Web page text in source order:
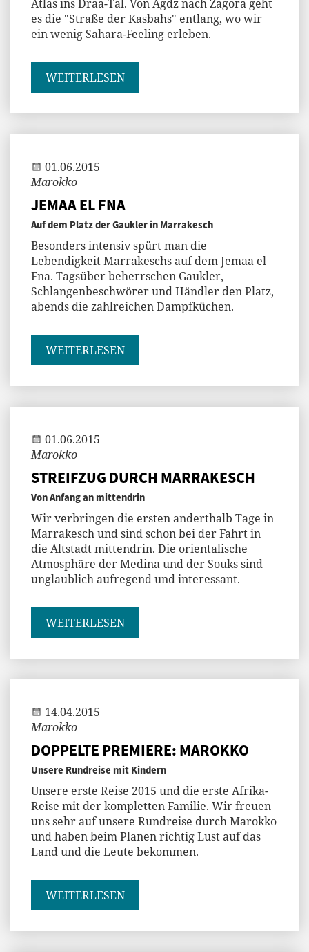
Atlas ins Draa-Tal. Von Agdz nach Zagora geht
es die "Straße der Kasbahs" entlang, wo wir
ein wenig Sahara-Feeling erleben.
WEITERLESEN
01.06.2015
Marokko
JEMAA EL FNA
Auf dem Platz der Gaukler in Marrakesch
Besonders intensiv spürt man die
Lebendigkeit Marrakeschs auf dem Jemaa el
Fna. Tagsüber beherrschen Gaukler,
Schlangenbeschwörer und Händler den Platz,
abends die zahlreichen Dampfküchen.
WEITERLESEN
01.06.2015
Marokko
STREIFZUG DURCH MARRAKESCH
Von Anfang an mittendrin
Wir verbringen die ersten anderthalb Tage in
Marrakesch und sind schon bei der Fahrt in
die Altstadt mittendrin. Die orientalische
Atmosphäre der Medina und der Souks sind
unglaublich aufregend und interessant.
WEITERLESEN
14.04.2015
Marokko
DOPPELTE PREMIERE: MAROKKO
Unsere Rundreise mit Kindern
Unsere erste Reise 2015 und die erste Afrika-
Reise mit der kompletten Familie. Wir freuen
uns sehr auf unsere Rundreise durch Marokko
und haben beim Planen richtig Lust auf das
Land und die Leute bekommen.
WEITERLESEN